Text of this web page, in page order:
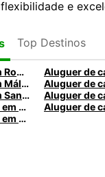
e
Top Destinos
Aluguer de carros em Roma
Aluguer de carros em Málaga
Aluguer de carros em Santa Maria da Feira
Aluguer de
Aluguer de carrinhas em Nice
Aluguer de carrinhas em Caldas da Rainha